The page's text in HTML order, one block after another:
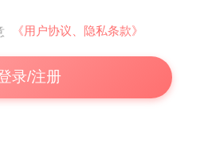
《用户协议、隐私条款》
录/注册